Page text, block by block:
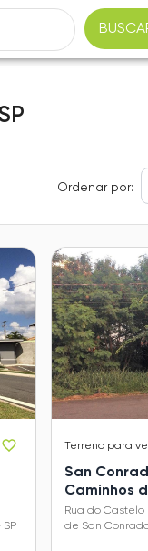
Ordenar por:
Terreno para
San
Caminhos
Rua do
de San